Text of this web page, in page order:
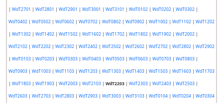
| WdT2701 | WdT2801 | WdT2901 | WdT3001 | WdT3101 | WdT0102| WdT0202| WdT0302|
WdT0402| WdT0502| WdT0602| WdT0702| WdT0802| WdT0902| WdT1002| WdT1102| WdT1202
| WdT1302| WdT1402| WdT1502| WdT1602| WdT1702| WdT1802| WdT1902| WdT2002|
WdT2102| WdT2202| WdT2302| WdT2402| WdT2502| WdT2602| WdT2702| WdT2802| WdT2902
| WdT0103| WdT0203| WdT0303| WdT0403| WdT0503| WdT0603| WdT0703| WdT0803|
WdT0903| WdT1003| WdT1103| WdT1203| WdT1303| WdT1403| WdT1503| WdT1603| WdT1703
| WdT1803| WdT1903| WdT2003| WdT2103| WdT2203| WdT2303| WdT2403| WdT2503|
WdT2603| WdT2703| WdT2803| WdT2903| WdT3003| WdT3103| WdT0104| WdT0204| WdT0304